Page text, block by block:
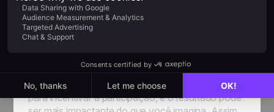
nisso. Um programa de indicações formal pode
escalar seus resultados.
Para fazer isso de forma eficaz, concentre-se em
com diretrizes e benefícios claros. Promova o
programa para seus clientes e rede de contatos
para incentivar a participação, e o resultado pode